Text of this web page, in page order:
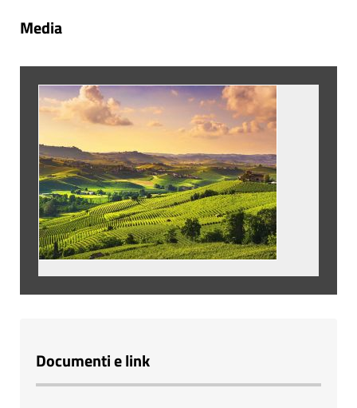
Media
Documenti e link